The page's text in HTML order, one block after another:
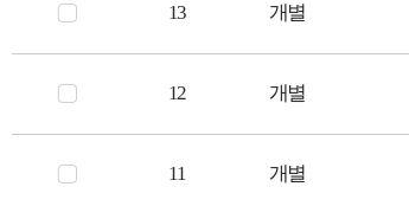
13 개별
12 개별
11 개별